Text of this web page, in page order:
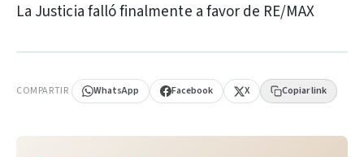
La Justicia falló finalmente a favor de RE/MAX
COMPARTIR WhatsApp Facebook X Copiar link